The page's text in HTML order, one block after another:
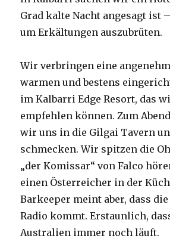
Grad kalte Nacht angesagt
um Erkältungen auszubrüten.
Wir verbringen eine
warmen und bestens
im Kalbarri Edge Resort, das
empfehlen können. Zum
wir uns in die Gilgai Tavern
schmecken. Wir spitzen die
„der Komissar“ von Falco
einen Österreicher in der
Barkeeper meint aber, dass
Radio kommt. Erstaunlich,
Australien immer noch läuft.